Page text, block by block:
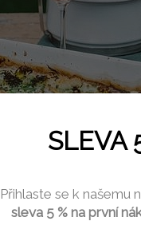
SLEVA
Přihlaste se k našemu
sleva 5 % na první